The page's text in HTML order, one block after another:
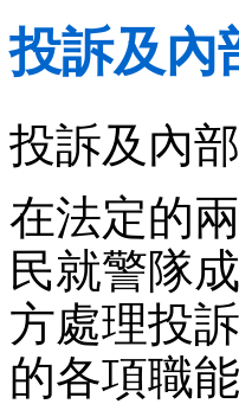
投訴及內
投訴及內
在法定的
民就警隊
方處理投
的各項職能